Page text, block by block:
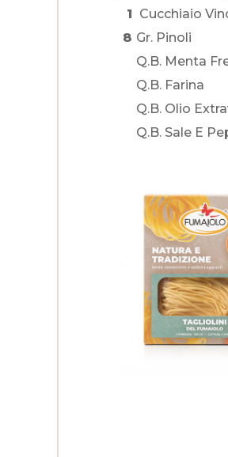
1 Cucchiaio
8 Gr. Pinoli
Q.b. Menta
Q.b. Farina
Q.b. Olio
Q.b. Sale E